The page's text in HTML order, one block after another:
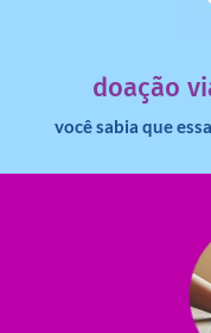
doação
você sabia que
imposto de
dinheiro